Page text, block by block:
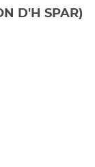
D'H SPAR)